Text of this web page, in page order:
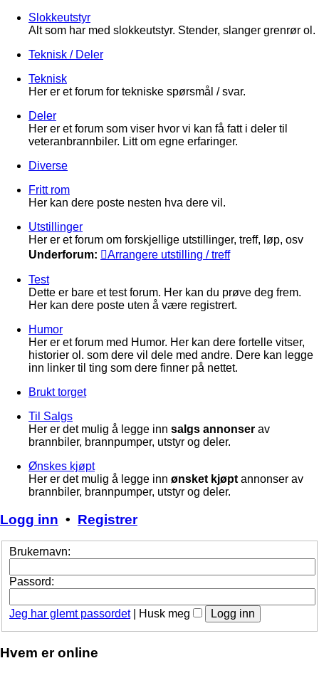
Slokkeutstyr
Alt som har med slokkeutstyr. Stender, slanger grenrør ol.
Teknisk / Deler
Teknisk
Her er et forum for tekniske spørsmål / svar.
Deler
Her er et forum som viser hvor vi kan få fatt i deler til
veteranbrannbiler. Litt om egne erfaringer.
Diverse
Fritt rom
Her kan dere poste nesten hva dere vil.
Utstillinger
Her er et forum om forskjellige utstillinger, treff, løp, osv
Underforum:
Arrangere utstilling / treff
Test
Dette er bare et test forum. Her kan du prøve deg frem.
Her kan dere poste uten å være registrert.
Humor
Her er et forum med Humor. Her kan dere fortelle vitser,
historier ol. som dere vil dele med andre. Dere kan legge
inn linker til ting som dere finner på nettet.
Brukt torget
Til Salgs
Her er det mulig å legge inn salgs annonser av
brannbiler, brannpumper, utstyr og deler.
Ønskes kjøpt
Her er det mulig å legge inn ønsket kjøpt annonser av
brannbiler, brannpumper, utstyr og deler.
Logg inn • Registrer
Brukernavn:
Passord:
Jeg har glemt passordet Husk meg
Hvem er online